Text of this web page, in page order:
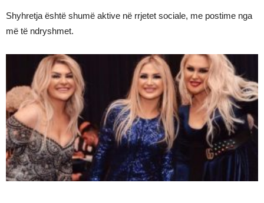
Shyhretja është shumë aktive në rrjetet sociale, me postime nga
më të ndryshmet.